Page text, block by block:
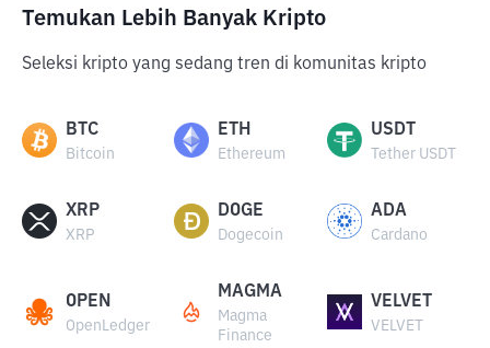
Temukan Lebih Banyak Kripto
Seleksi kripto yang sedang tren di komunitas kripto
BTC
Bitcoin
ETH
Ethereum
USDT
Tether USDT
XRP
XRP
DOGE
Dogecoin
ADA
Cardano
OPEN
OpenLedger
MAGMA
Magma
Finance
VELVET
VELVET